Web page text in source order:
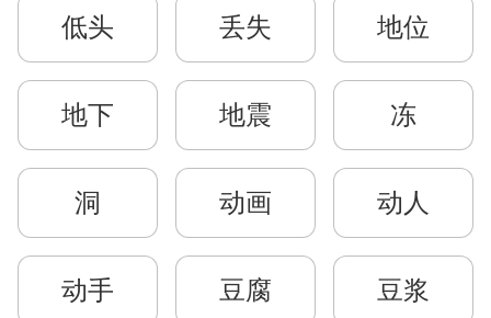
低头 丢失 地位
地下 地震 冻
洞 动画 动人
动手 豆腐 豆浆